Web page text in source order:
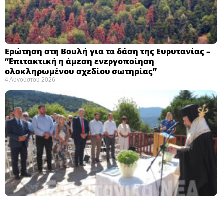
Ερώτηση στη Βουλή για τα δάση της Ευρυτανίας –
“Eπιτακτική η άμεση ενεργοποίηση
ολοκληρωμένου σχεδίου σωτηρίας”
4 Αυγούστου 2026